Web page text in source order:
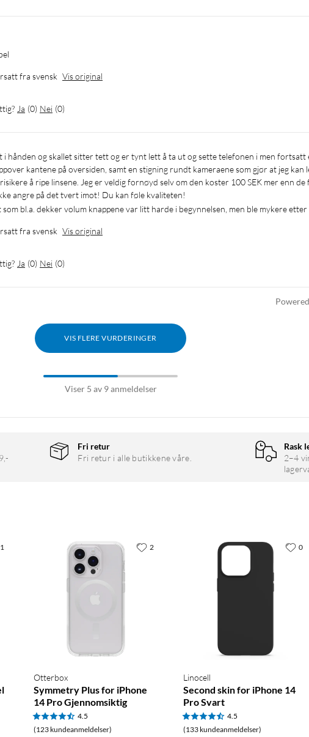
fra svensk Vis original
Ja (0) Nei (0)
kantene på oversiden, samt en stigning rundt kameraene som gjør at jeg kan
å ripe linsene. Jeg er veldig fornøyd selv om den koster 100 SEK mer enn
angre på det tvert imot! Du kan føle kvaliteten!
som bl.a. dekker volum knappene var litt harde i begynnelsen, men ble mykere etter
fra svensk Vis original
Ja (0) Nei (0)
VIS FLERE VURDERINGER
Viser 5 av 9 anmeldelser
Fri retur
Fri retur i alle butikkene våre.
Rask
2–4
1
Otterbox
Symmetry Plus for iPhone
14 Pro Gjennomsiktig
4.5
(123 kundeanmeldelser)
2
Linocell
Second skin for iPhone 14
Pro Svart
4.5
(133 kundeanmeldelser)
0